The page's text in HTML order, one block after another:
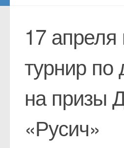
17
турнир
на призы
«Русич»